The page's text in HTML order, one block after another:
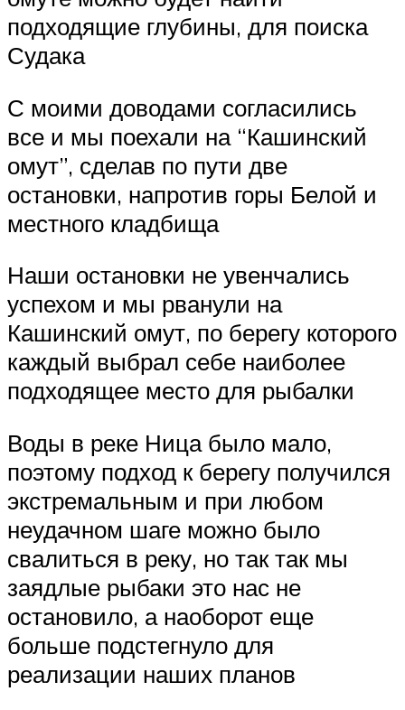
подходящие глубины, для поиска
Судака
С моими доводами согласились
все и мы поехали на “Кашинский
омут”, сделав по пути две
остановки, напротив горы Белой и
местного кладбища
Наши остановки не увенчались
успехом и мы рванули на
Кашинский омут, по берегу которого
каждый выбрал себе наиболее
подходящее место для рыбалки
Воды в реке Ница было мало,
поэтому подход к берегу получился
экстремальным и при любом
неудачном шаге можно было
свалиться в реку, но так так мы
заядлые рыбаки это нас не
остановило, а наоборот еще
больше подстегнуло для
реализации наших планов